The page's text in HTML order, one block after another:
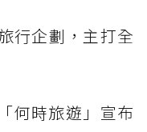
行企劃，主打全
何時旅遊」宣布